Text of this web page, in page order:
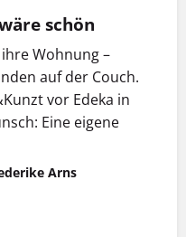
schön
Wohnung –
auf der Couch.
vor Edeka in
Eine eigene
Arns